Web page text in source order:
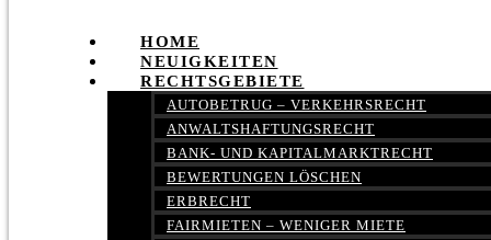
HOME
NEUIGKEITEN
RECHTSGEBIETE
AUTOBETRUG – VERKEHRSRECHT
ANWALTSHAFTUNGSRECHT
BANK- UND KAPITALMARKTRECHT
BEWERTUNGEN LÖSCHEN
ERBRECHT
FAIRMIETEN – WENIGER MIETE